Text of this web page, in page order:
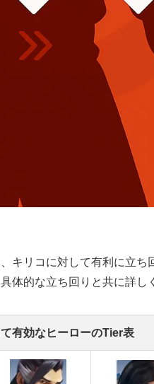
キリコに対して有利に立ち
体的な立ち回りと共に詳し
有効なヒーローのTier表